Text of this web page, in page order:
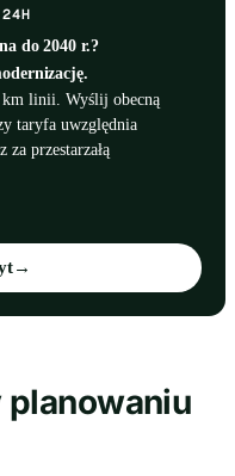
do 2040 r.?
km linii. Wyślij obecną
taryfa uwzględnia
przestarzałą
→
planowaniu